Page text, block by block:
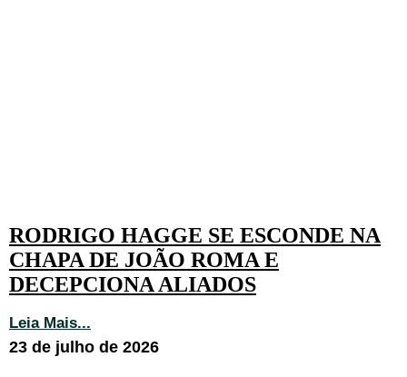
RODRIGO HAGGE SE ESCONDE NA
CHAPA DE JOÃO ROMA E
DECEPCIONA ALIADOS
Leia Mais...
23 de julho de 2026